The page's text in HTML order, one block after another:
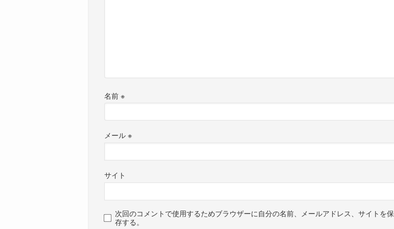
名前※
メール※
サイト
次回のコメントで使用するためブラウザーに自分の名前、メールアドレス、サイトを保
存する。